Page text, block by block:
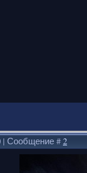
| Сообщение #2